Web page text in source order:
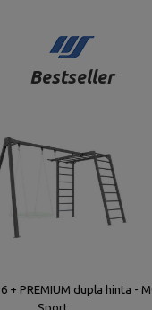
Bestseller
hintacsapágy